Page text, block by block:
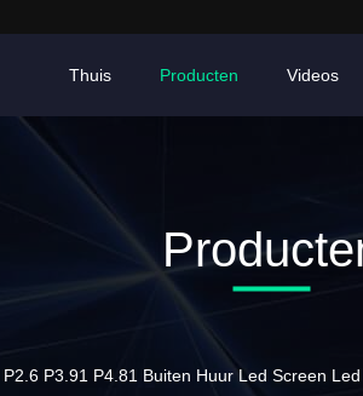
Thuis Producten Videos
P2.6 P3.91 P4.81 Buiten Huur Led Screen